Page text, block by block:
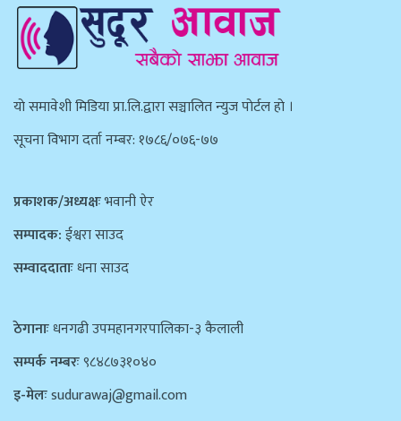
याे समावेशी मिडिया प्रा.लि.द्वारा सञ्चालित न्युज पाेर्टल हाे ।
सूचना विभाग दर्ता नम्बर: १७८६/०७६-७७
प्रकाशक/अध्यक्षःभवानी ऐर
सम्पादक:ईश्वरा साउद
सम्वाददाताःधना साउद
ठेगानाःधनगढी उपमहानगरपालिका-३ कैलाली
सम्पर्क नम्बरः९८४८७३१०४०
इ-मेलःsudurawaj@gmail.com